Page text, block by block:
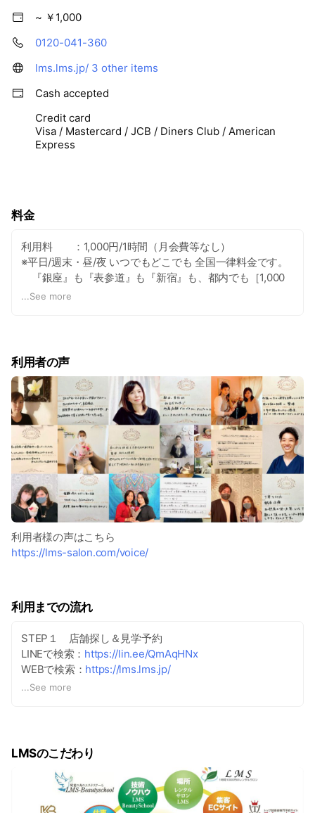
~ ￥1,000
0120-041-360
lms.lms.jp/ 3 other items
Cash accepted
Credit card
Visa / Mastercard / JCB / Diners Club / American
Express
料金
利用料 ：1,000円/1時間（月会費等なし）
※平日/週末・昼/夜 いつでもどこでも 全国一律料金です。
『銀座』も『表参道』も『新宿』も、都内でも［1,000
円/1時間］です♪
...See more
利用者の声
利用者様の声はこちら
https://lms-salon.com/voice/
利用までの流れ
STEP１ 店舗探し＆見学予約
LINEで検索： https://lin.ee/QmAqHNx
WEBで検索： https://lms.lms.jp/
Instagramで検索：
STEP3 ご利用の予約
※店舗登録が完了しますと、24時間いつでもweb予約がで
きます。
※店舗登録には審査があります。
...See more
LMSのこだわり